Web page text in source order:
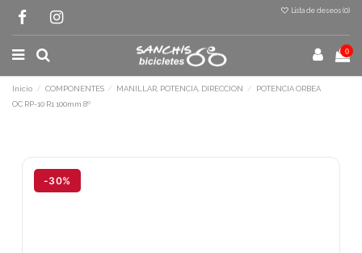
Lista de deseos (0)
0
Inicio COMPONENTES MANILLAR, POTENCIA, DIRECCION
POTENCIA ORBEA
OC RP-10 R1 100mm 8º
-30%